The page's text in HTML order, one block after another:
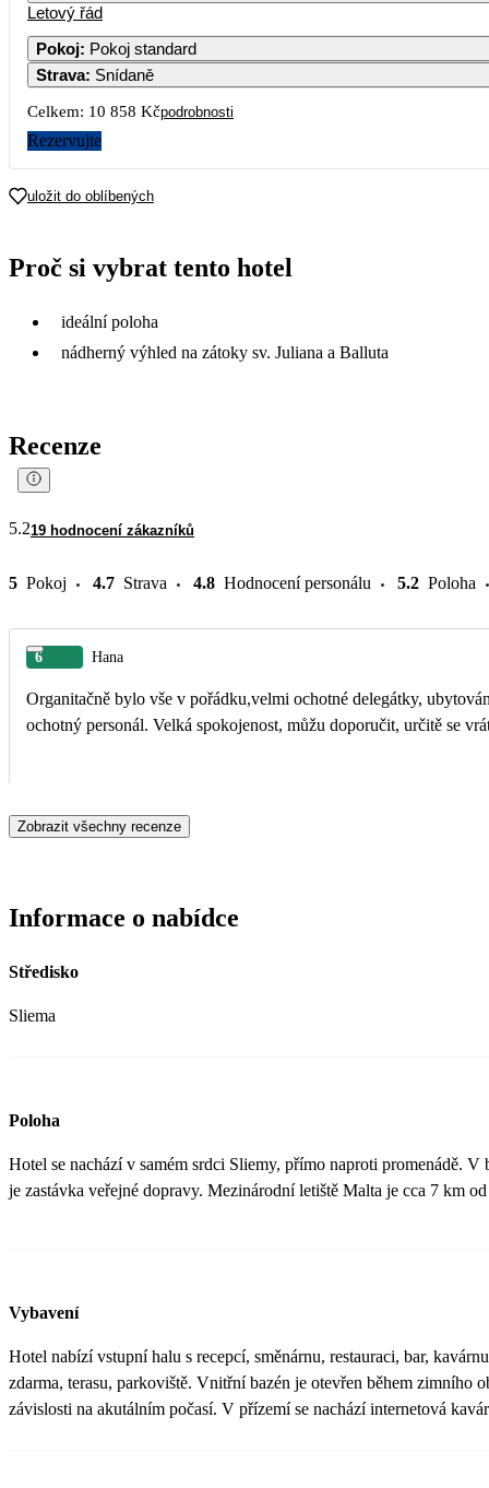
Letový řád
Pokoj: Pokoj standard
Strava: Snídaně
Celkem: 10 858 Kčpodrobnosti
Rezervujte
uložit do oblíbených
Proč si vybrat tento hotel
ideální poloha
nádherný výhled na zátoky sv. Juliana a Balluta
Recenze
5.219 hodnocení zákazníků
5 Pokoj 4.7 Strava 4.8 Hodnocení personálu 5.2 Poloha
6 Hana
Organitačně bylo vše v pořádku,velmi ochotné delegátky,
ochotný personál. Velká spokojenost, můžu doporučit, určitě se
Zobrazit všechny recenze
Informace o nabídce
Středisko
Sliema
Poloha
Hotel se nachází v samém srdci Sliemy, přímo naproti promenádě.
je zastávka veřejné dopravy. Mezinárodní letiště Malta je cca 7 km
Vybavení
Hotel nabízí vstupní halu s recepcí, směnárnu, restauraci, bar,
zdarma, terasu, parkoviště. Vnitřní bazén je otevřen během zimního
závislosti na akutálním počasí. V přízemí se nachází internetová